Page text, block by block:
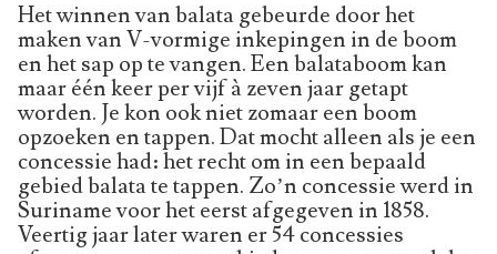
Het winnen van balata gebeurde door het
maken van V-vormige inkepingen in de boom
en het sap op te vangen. Een balataboom kan
maar één keer per vijf à zeven jaar getapt
worden. Je kon ook niet zomaar een boom
opzoeken en tappen. Dat mocht alleen als je een
concessie had: het recht om in een bepaald
gebied balata te tappen. Zo’n concessie werd in
Suriname voor het eerst afgegeven in 1858.
Veertig jaar later waren er 54 concessies